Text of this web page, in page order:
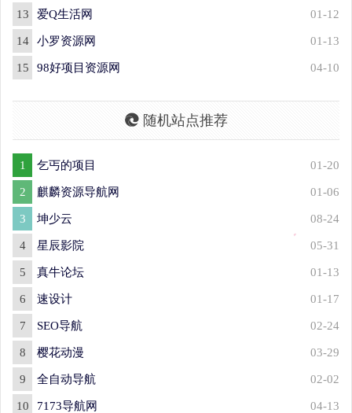
13 爱Q生活网 01-12
14 小罗资源网 01-13
15 98好项目资源网 04-10
随机站点推荐
1 乞丐的项目 01-20
2 麒麟资源导航网 01-06
3 坤少云 08-24
4 星辰影院 05-31
5 真牛论坛 01-13
6 速设计 01-17
7 SEO导航 02-24
8 樱花动漫 03-29
9 全自动导航 02-02
10 7173导航网 04-13